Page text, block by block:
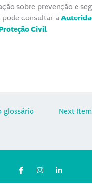
sobre prevenção e
pode consultar a
Civil.
glossário Next
F
a
c
I
n
s
i
n